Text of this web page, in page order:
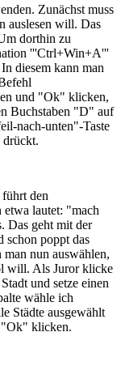
Zunächst muss
auslesen will. Das
dorthin zu
'''Ctrl+Win+A'''
diesem kann man
und "Ok" klicken,
Buchstaben "D" auf
nach-unten"-Taste
drückt.
den
lautet: "mach
Das geht mit der
poppt das
nun auswählen,
will. Als Juror klicke
und setze einen
wähle ich
Städte ausgewählt
"Ok" klicken.